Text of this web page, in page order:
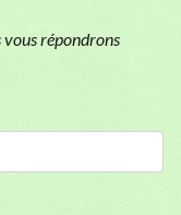
vous répondrons